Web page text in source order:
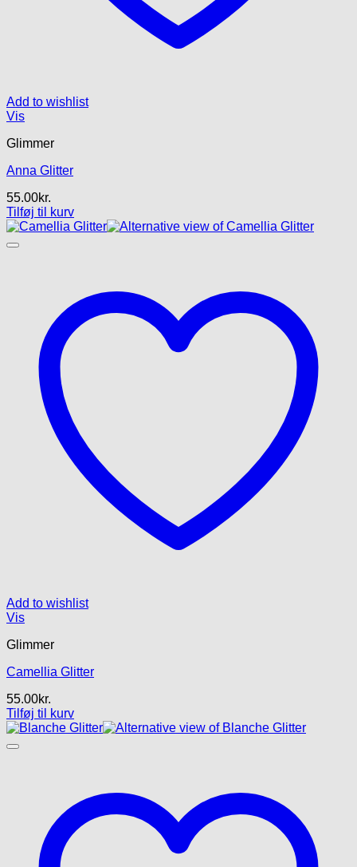
Add to wishlist
Vis
Glimmer
Anna Glitter
55.00kr.
Tilføj til kurv
Add to wishlist
Vis
Glimmer
Camellia Glitter
55.00kr.
Tilføj til kurv